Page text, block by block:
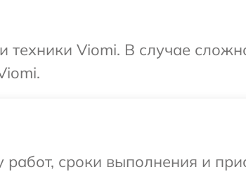
техники Viomi. В случае
сроки выполнения и